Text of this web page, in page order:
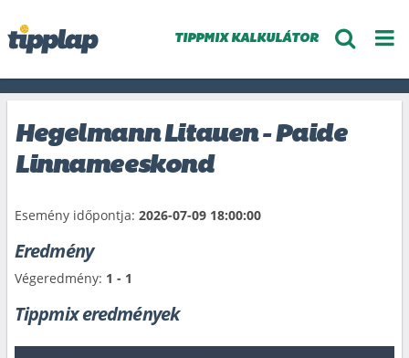
TIPPMIX KALKULÁTOR
Hegelmann Litauen - Paide
Linnameeskond
Esemény időpontja: 2026-07-09 18:00:00
Eredmény
Végeredmény: 1 - 1
Tippmix eredmények